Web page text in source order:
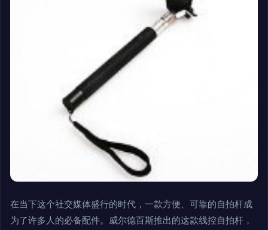
在当下这个社交媒体盛行的时代，一款方便、可靠的自拍杆成
为了许多人的必备配件。威尔德百斯推出的这款线控自拍杆，